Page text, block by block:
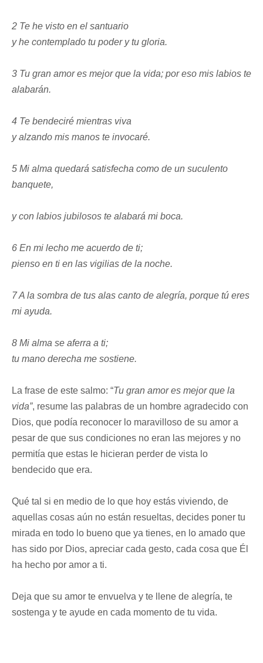
2 Te he visto en el santuario
y he contemplado tu poder y tu gloria.
3 Tu gran amor es mejor que la vida; por eso mis labios te
alabarán.
4 Te bendeciré mientras viva
y alzando mis manos te invocaré.
5 Mi alma quedará satisfecha como de un suculento
banquete,
y con labios jubilosos te alabará mi boca.
6 En mi lecho me acuerdo de ti;
pienso en ti en las vigilias de la noche.
7 A la sombra de tus alas canto de alegría, porque tú eres
mi ayuda.
8 Mi alma se aferra a ti;
tu mano derecha me sostiene.
La frase de este salmo: “Tu gran amor es mejor que la
vida”, resume las palabras de un hombre agradecido con
Dios, que podía reconocer lo maravilloso de su amor a
pesar de que sus condiciones no eran las mejores y no
permitía que estas le hicieran perder de vista lo
bendecido que era.
Qué tal si en medio de lo que hoy estás viviendo, de
aquellas cosas aún no están resueltas, decides poner tu
mirada en todo lo bueno que ya tienes, en lo amado que
has sido por Dios, apreciar cada gesto, cada cosa que Él
ha hecho por amor a ti.
Deja que su amor te envuelva y te llene de alegría, te
sostenga y te ayude en cada momento de tu vida.